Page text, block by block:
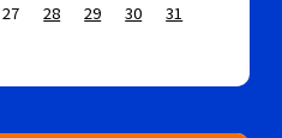
27 28 29 30 31